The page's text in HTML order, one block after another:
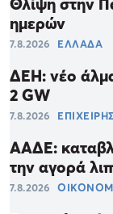
Θλίψη στην
ημερών
7.8.2026 ΕΛΛΑΔΑ
ΔΕΗ: νέο
2 GW
7.8.2026
ΑΑΔΕ:
την αγορά
7.8.2026